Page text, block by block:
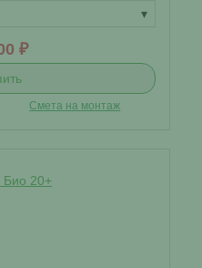
▾
₽
Смета на монтаж
Био 20+